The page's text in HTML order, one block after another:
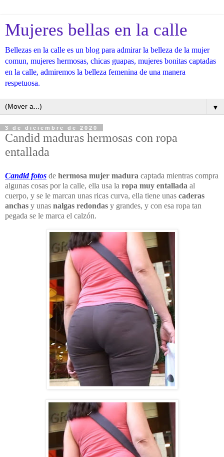
Mujeres bellas en la calle
Bellezas en la calle es un blog para admirar la belleza de la mujer
comun, mujeres hermosas, chicas guapas, mujeres bonitas captadas
en la calle, admiremos la belleza femenina de una manera
respetuosa.
▼
3 de diciembre de 2020
Candid maduras hermosas con ropa
entallada
Candid fotos de hermosa mujer madura captada mientras compra
algunas cosas por la calle, ella usa la ropa muy entallada al
cuerpo, y se le marcan unas ricas curva, ella tiene unas caderas
anchas y unas nalgas redondas y grandes, y con esa ropa tan
pegada se le marca el calzón.